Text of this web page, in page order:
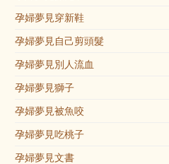
孕婦夢見穿新鞋
孕婦夢見自己剪頭髮
孕婦夢見別人流血
孕婦夢見獅子
孕婦夢見被魚咬
孕婦夢見吃桃子
孕婦夢見文書